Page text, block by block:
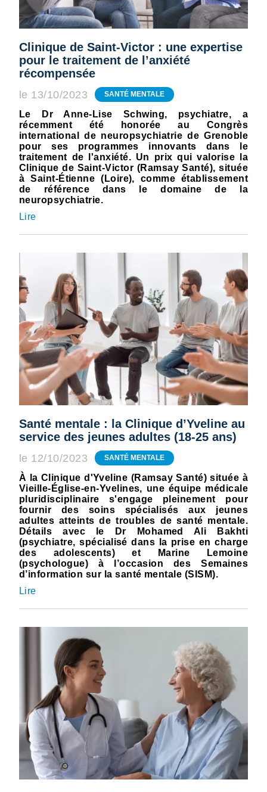
Clinique de Saint-Victor : une expertise
pour le traitement de l’anxiété
récompensée
le 13/10/2023 SANTÉ MENTALE
Le Dr Anne-Lise Schwing, psychiatre, a
récemment été honorée au Congrès
international de neuropsychiatrie de Grenoble
pour ses programmes innovants dans le
traitement de l'anxiété. Un prix qui valorise la
Clinique de Saint-Victor (Ramsay Santé), située
à Saint-Étienne (Loire), comme établissement
de référence dans le domaine de la
neuropsychiatrie.
Lire
Santé mentale : la Clinique d’Yveline au
service des jeunes adultes (18-25 ans)
le 12/10/2023 SANTÉ MENTALE
À la Clinique d'Yveline (Ramsay Santé) située à
Vieille-Église-en-Yvelines, une équipe médicale
pluridisciplinaire s'engage pleinement pour
fournir des soins spécialisés aux jeunes
adultes atteints de troubles de santé mentale.
Détails avec le Dr Mohamed Ali Bakhti
(psychiatre, spécialisé dans la prise en charge
des adolescents) et Marine Lemoine
(psychologue) à l’occasion des Semaines
d’information sur la santé mentale (SISM).
Lire